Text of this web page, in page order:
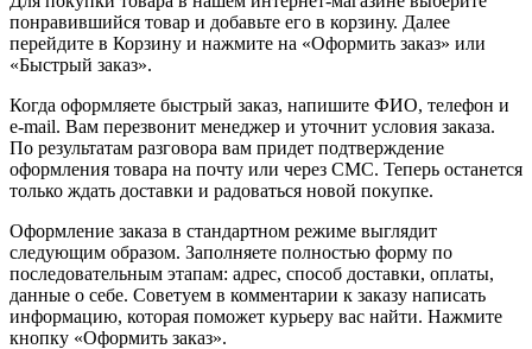
понравившийся товар и добавьте его в корзину. Далее
перейдите в Корзину и нажмите на «Оформить заказ» или
«Быстрый заказ».
Когда оформляете быстрый заказ, напишите ФИО, телефон и
e-mail. Вам перезвонит менеджер и уточнит условия заказа.
По результатам разговора вам придет подтверждение
оформления товара на почту или через СМС. Теперь останется
только ждать доставки и радоваться новой покупке.
Оформление заказа в стандартном режиме выглядит
следующим образом. Заполняете полностью форму по
последовательным этапам: адрес, способ доставки, оплаты,
данные о себе. Советуем в комментарии к заказу написать
информацию, которая поможет курьеру вас найти. Нажмите
кнопку «Оформить заказ».